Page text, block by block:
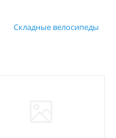
Складные велосипеды